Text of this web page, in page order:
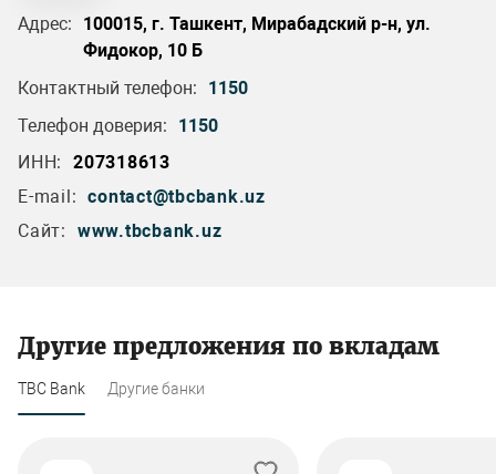
Адрес:
100015, г. Ташкент, Мирабадский р-н, ул.
Фидокор, 10 Б
Контактный телефон:
1150
Телефон доверия:
1150
ИНН:
207318613
E-mail: contact@tbcbank.uz
Сайт:
www.tbcbank.uz
Другие предложения по вкладам
TBC Bank Другие банки